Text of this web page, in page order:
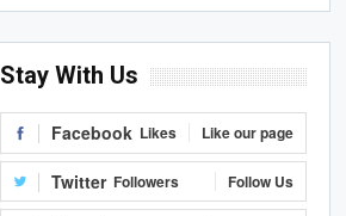
Stay With Us
Facebook Likes Like our page
Twitter Followers Follow Us